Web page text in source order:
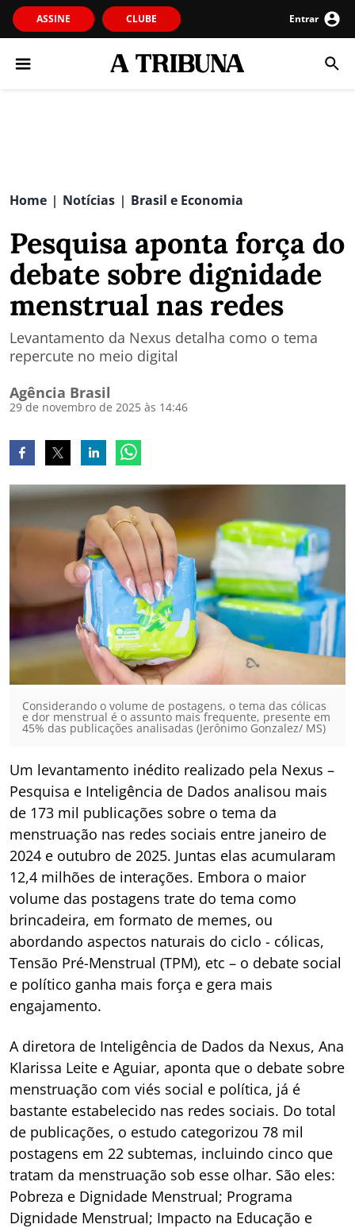
ASSINE CLUBE Entrar
Home | Notícias | Brasil e Economia
Pesquisa aponta força do
debate sobre dignidade
menstrual nas redes
Levantamento da Nexus detalha como o tema
repercute no meio digital
Agência Brasil
29 de novembro de 2025 às 14:46
Considerando o volume de postagens, o tema das cólicas
e dor menstrual é o assunto mais frequente, presente em
45% das publicações analisadas (Jerônimo Gonzalez/ MS)
Um levantamento inédito realizado pela Nexus –
Pesquisa e Inteligência de Dados analisou mais
de 173 mil publicações sobre o tema da
menstruação nas redes sociais entre janeiro de
2024 e outubro de 2025. Juntas elas acumularam
12,4 milhões de interações. Embora o maior
volume das postagens trate do tema como
brincadeira, em formato de memes, ou
abordando aspectos naturais do ciclo - cólicas,
Tensão Pré-Menstrual (TPM), etc – o debate social
e político ganha mais força e gera mais
engajamento.
A diretora de Inteligência de Dados da Nexus, Ana
Klarissa Leite e Aguiar, aponta que o debate sobre
menstruação com viés social e política, já é
bastante estabelecido nas redes sociais. Do total
de publicações, o estudo categorizou 78 mil
postagens em 22 subtemas, incluindo cinco que
tratam da menstruação sob esse olhar. São eles:
Pobreza e Dignidade Menstrual; Programa
Dignidade Menstrual; Impacto na Educação e